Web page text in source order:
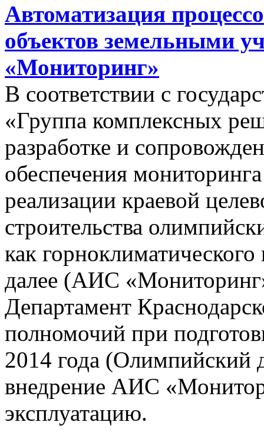
Автоматизация
объектов земельными
«Мониторинг»
В соответствии с
«Группа комплексных
разработке и
обеспечения
реализации краевой
строительства
как
далее (АИС
Департамент
полномочий при
2014 года (Олимпийский
внедрение АИС
эксплуатацию.